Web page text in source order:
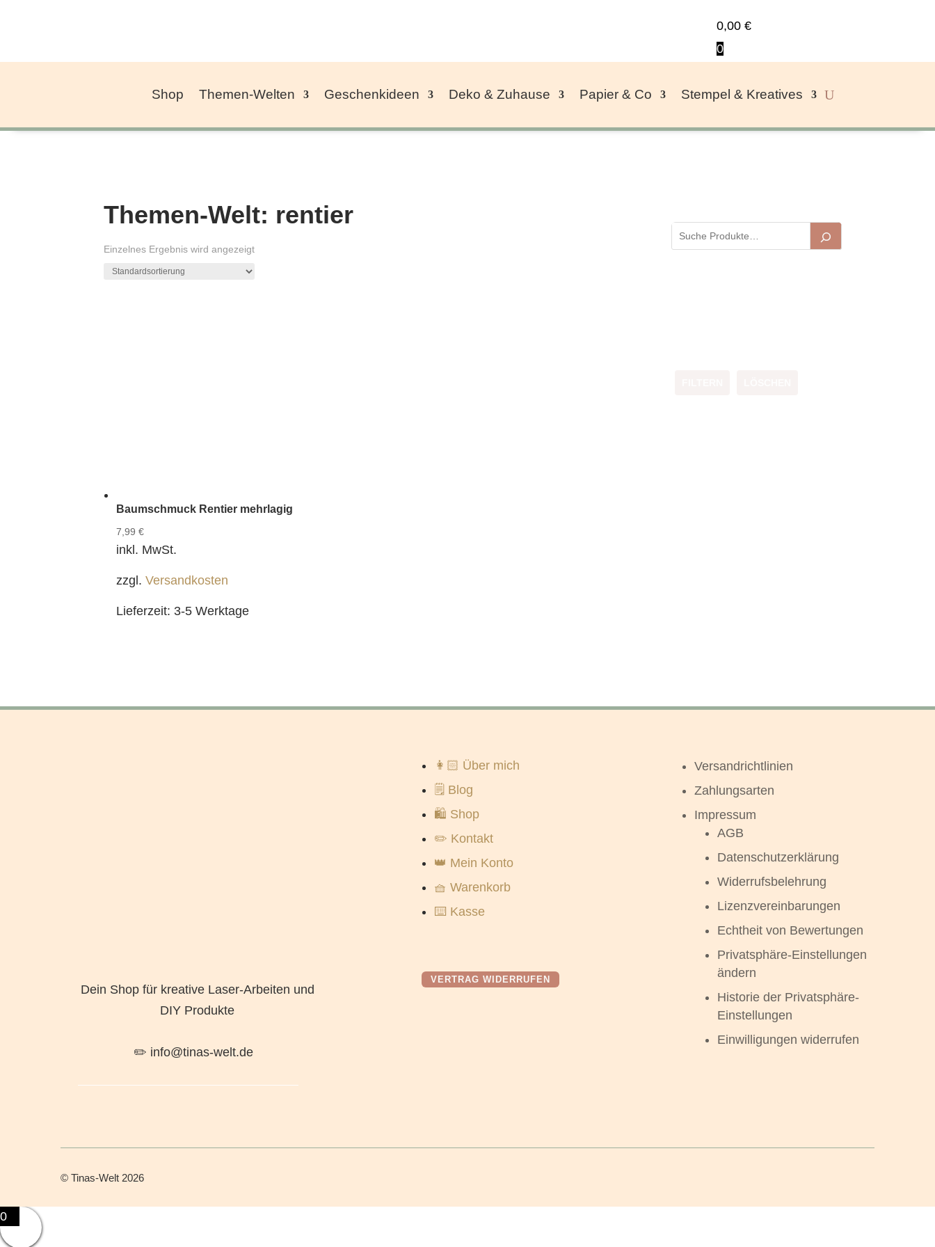
0,00€
0
Shop Themen-Welten Geschenkideen Deko & Zuhause Papier & Co Stempel & Kreatives
Themen-Welt: rentier
Einzelnes Ergebnis wird angezeigt
Baumschmuck Rentier mehrlagig
7,99€
inkl. MwSt.
zzgl.Versandkosten
Lieferzeit: 3-5 Werktage
Dein Shop für kreative Laser-Arbeiten und
DIY Produkte
✏️ info@tinas-welt.de
👩🏻 Über mich
🗒️ Blog
🛍️ Shop
✏️ Kontakt
👑 Mein Konto
🧺 Warenkorb
⌨️ Kasse
VERTRAG WIDERRUFEN
Versandrichtlinien
Zahlungsarten
Impressum
AGB
Datenschutzerklärung
Widerrufsbelehrung
Lizenzvereinbarungen
Echtheit von Bewertungen
Privatsphäre-Einstellungen
ändern
Historie der Privatsphäre-
Einstellungen
Einwilligungen widerrufen
© Tinas-Welt 2026
0